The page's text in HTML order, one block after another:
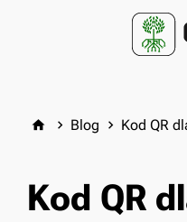
home keyboard_arrow_right Blog keyboard_arrow_right Kod QR
Kod QR